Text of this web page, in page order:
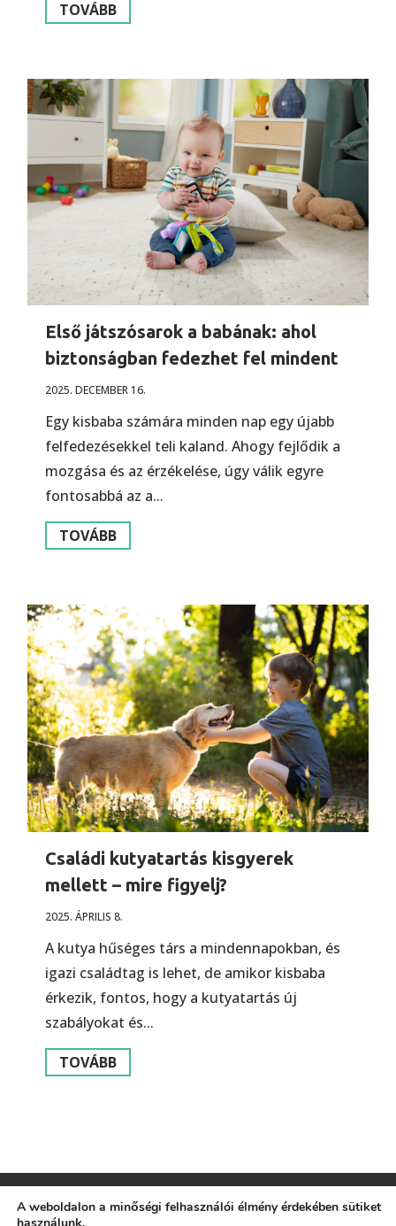
TOVÁBB
Első játszósarok a babának: ahol
biztonságban fedezhet fel mindent
2025. DECEMBER 16.
Egy kisbaba számára minden nap egy újabb
felfedezésekkel teli kaland. Ahogy fejlődik a
mozgása és az érzékelése, úgy válik egyre
fontosabbá az a...
TOVÁBB
Családi kutyatartás kisgyerek
mellett – mire figyelj?
2025. ÁPRILIS 8.
A kutya hűséges társ a mindennapokban, és
igazi családtag is lehet, de amikor kisbaba
érkezik, fontos, hogy a kutyatartás új
szabályokat és...
TOVÁBB
A weboldalon a minőségi felhasználói élmény érdekében sütiket